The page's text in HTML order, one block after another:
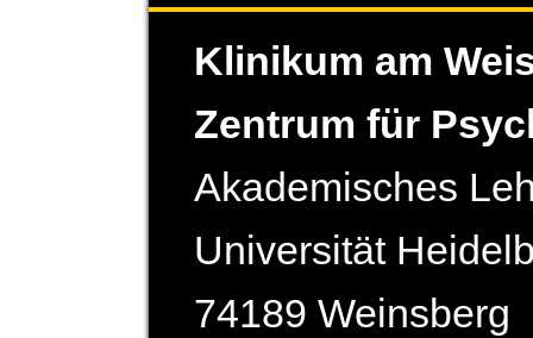
Klinikum am
Zentrum für
Akademisches
Universität
74189 Weinsberg